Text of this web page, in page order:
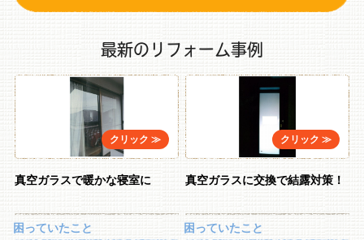
最新のリフォーム事例
真空ガラスで暖かな寝室に
困っていたこと
真空ガラスに交換で結露対策！
困っていたこと